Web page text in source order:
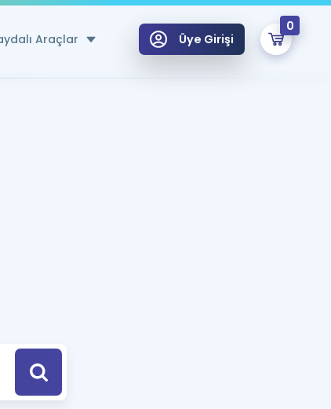
Araçlar
Kaynaklar
Aracı
için Öneriler
Fırsatlar
Üye Girişi
0
ile seni sınava hazırlayacak onlarca eğitim seni bekliyor!